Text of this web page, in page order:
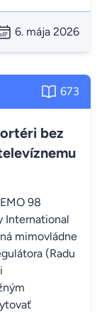
6. mája 2026
673
bez
98
International
mimovládne
(Radu